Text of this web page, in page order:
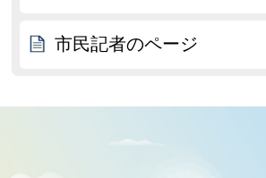
市民記者のページ